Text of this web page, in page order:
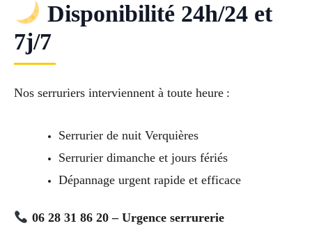
Disponibilité 24h/24 et
7j/7
Nos serruriers interviennent à toute heure :
Serrurier de nuit Verquières
Serrurier dimanche et jours fériés
Dépannage urgent rapide et efficace
06 28 31 86 20 – Urgence serrurerie